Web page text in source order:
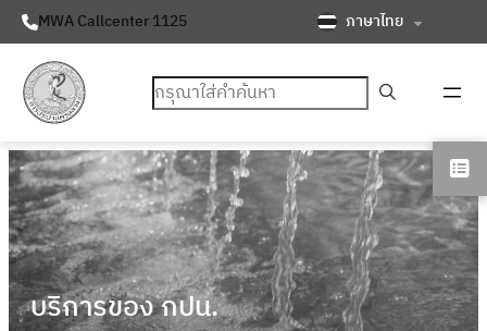
MWA Callcenter 1125 ภาษาไทย
ค้นหา
บริการของ กปน.